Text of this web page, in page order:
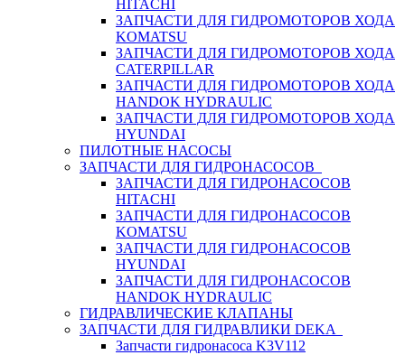
HITACHI
ЗАПЧАСТИ ДЛЯ ГИДРОМОТОРОВ ХОДА
KOMATSU
ЗАПЧАСТИ ДЛЯ ГИДРОМОТОРОВ ХОДА
CATERPILLAR
ЗАПЧАСТИ ДЛЯ ГИДРОМОТОРОВ ХОДА
HANDOK HYDRAULIC
ЗАПЧАСТИ ДЛЯ ГИДРОМОТОРОВ ХОДА
HYUNDAI
ПИЛОТНЫЕ НАСОСЫ
ЗАПЧАСТИ ДЛЯ ГИДРОНАСОСОВ
ЗАПЧАСТИ ДЛЯ ГИДРОНАСОСОВ
HITACHI
ЗАПЧАСТИ ДЛЯ ГИДРОНАСОСОВ
KOMATSU
ЗАПЧАСТИ ДЛЯ ГИДРОНАСОСОВ
HYUNDAI
ЗАПЧАСТИ ДЛЯ ГИДРОНАСОСОВ
HANDOK HYDRAULIC
ГИДРАВЛИЧЕСКИЕ КЛАПАНЫ
ЗАПЧАСТИ ДЛЯ ГИДРАВЛИКИ DEKA
Запчасти гидронасоса K3V112